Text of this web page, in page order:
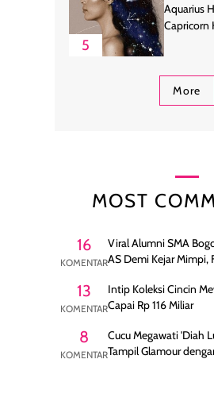
5
Aquarius
Capricorn
More
MOST
16
KOMENTAR
Viral Alumni SMA
AS Demi Kejar Mimpi,
13
KOMENTAR
Intip Koleksi Cincin
Capai Rp 116 Miliar
8
KOMENTAR
Cucu Megawati 'Diah
Tampil Glamour